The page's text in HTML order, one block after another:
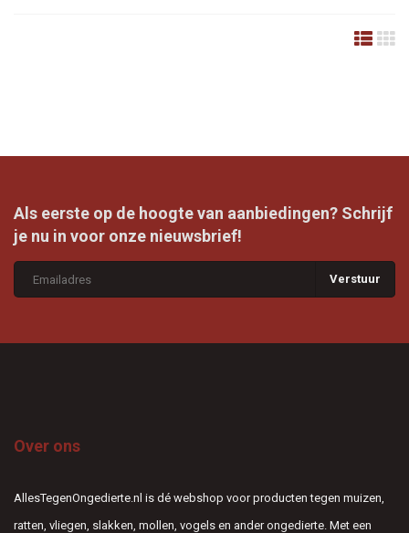
Als eerste op de hoogte van aanbiedingen? Schrijf
je nu in voor onze nieuwsbrief!
Verstuur
Over ons
AllesTegenOngedierte.nl is dé webshop voor producten tegen muizen,
ratten, vliegen, slakken, mollen, vogels en ander ongedierte. Met een